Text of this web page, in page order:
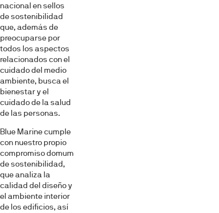
nacional en sellos
de sostenibilidad
que, además de
preocuparse por
todos los aspectos
relacionados con el
cuidado del medio
ambiente, busca el
bienestar y el
cuidado de la salud
de las personas.
Blue Marine cumple
con nuestro propio
compromiso domum
de sostenibilidad,
que analiza la
calidad del diseño y
el ambiente interior
de los edificios, así